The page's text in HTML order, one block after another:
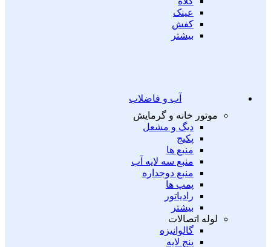
عینک
کفش
بیشتر
آب و فاضلاب
موتور خانه و گرمایش
دیگ و مشعل
پکیج
منبع ها
منبع سه لایه آب
منبع دوجداره
پمپ ها
رادیاتور
بیشتر
لوله اتصالات
گالوانیزه
پنج لایه